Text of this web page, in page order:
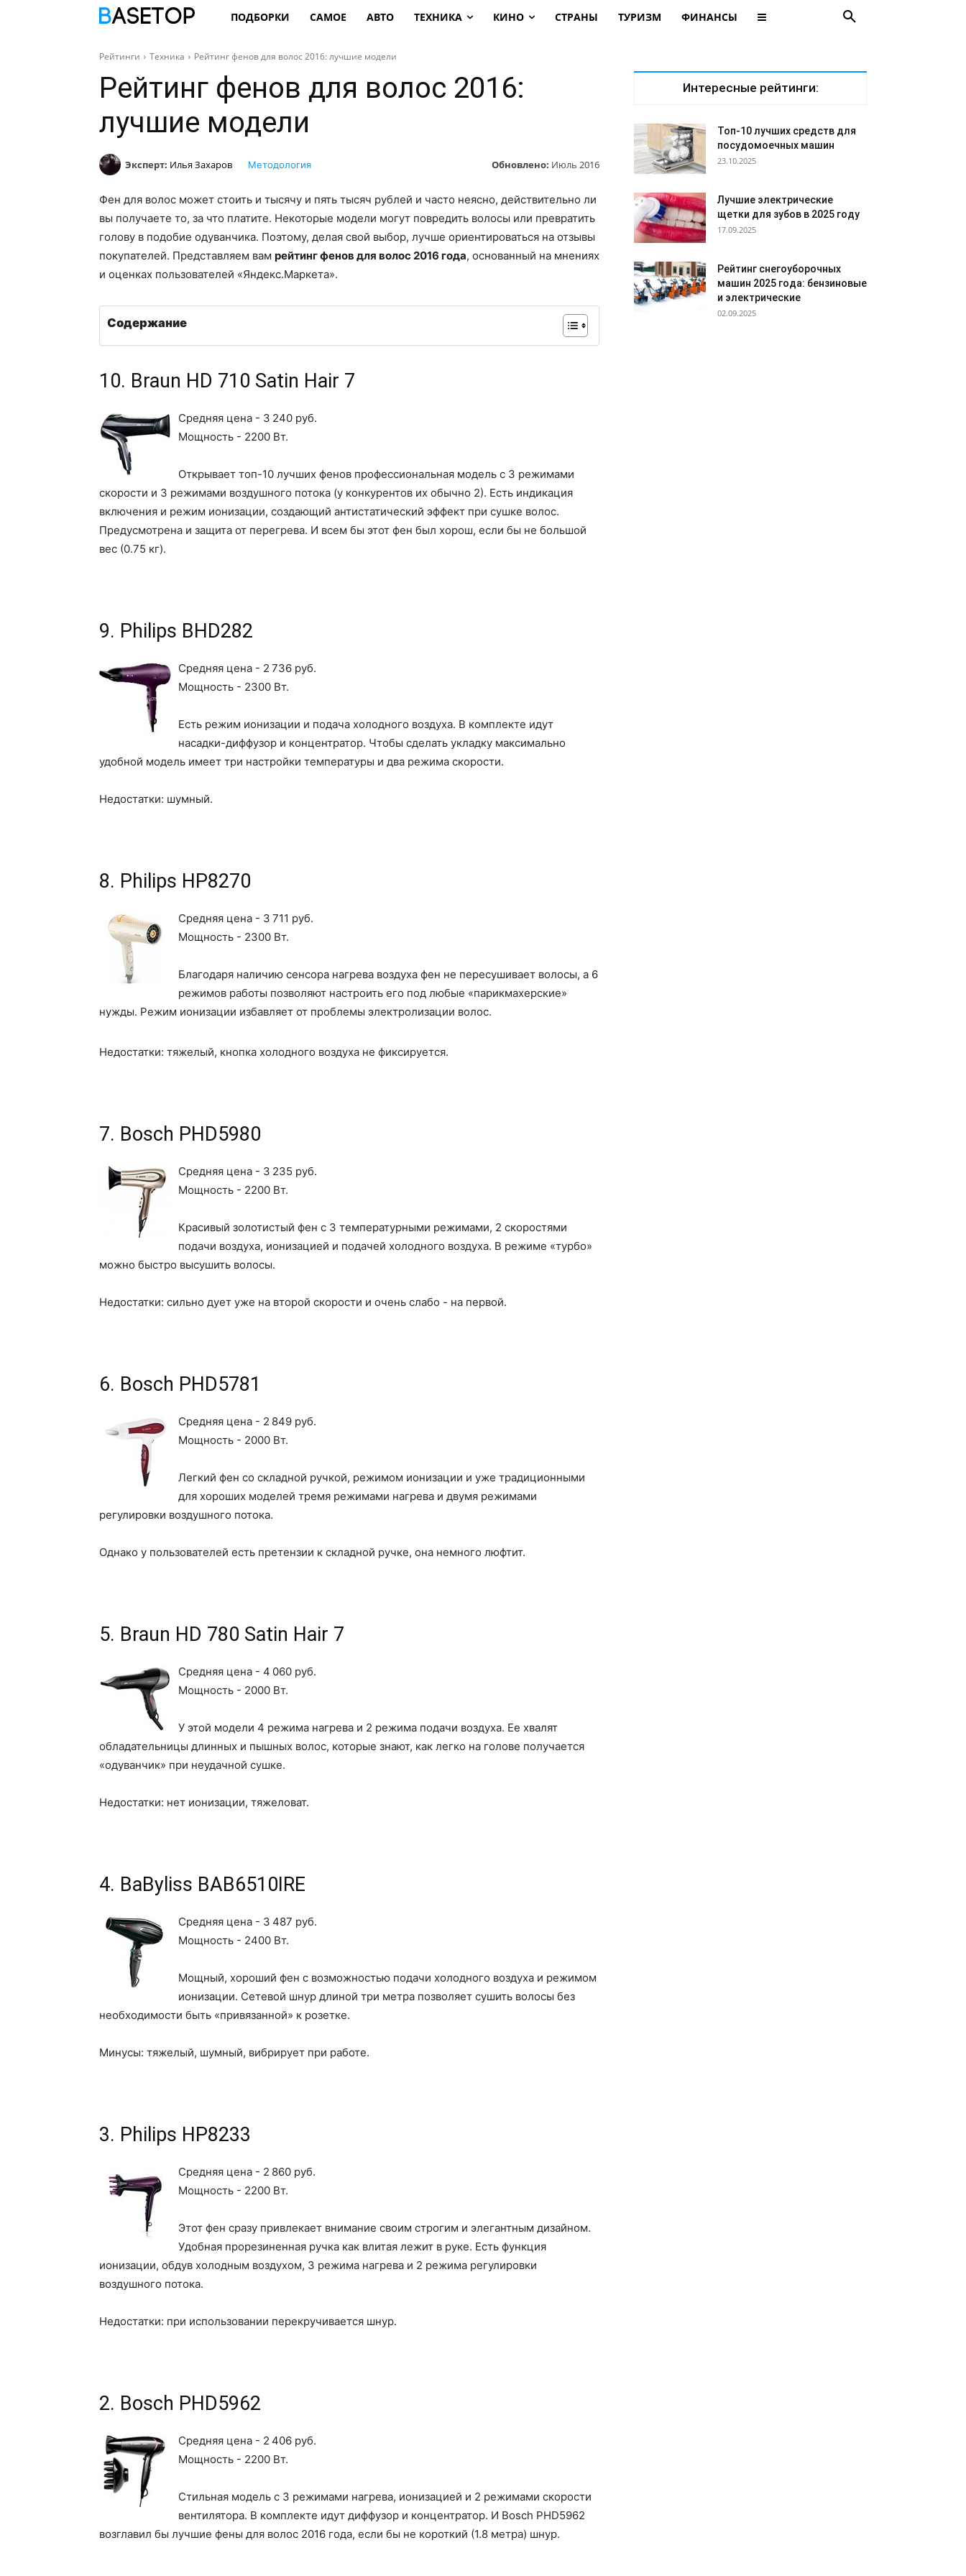
ПОДБОРКИ САМОЕ АВТО ТЕХНИКА КИНО СТРАНЫ ТУРИЗМ ФИНАНСЫ
Рейтинги Техника Рейтинг фенов для волос 2016: лучшие модели
Рейтинг фенов для волос 2016:
лучшие модели
Эксперт: Илья Захаров Обновлено: Июль 2016
Методология
Фен для волос может стоить и тысячу и пять тысяч рублей и часто неясно, действительно ли
вы получаете то, за что платите. Некоторые модели могут повредить волосы или превратить
голову в подобие одуванчика. Поэтому, делая свой выбор, лучше ориентироваться на отзывы
покупателей. Представляем вам рейтинг фенов для волос 2016 года, основанный на мнениях
и оценках пользователей «Яндекс.Маркета».
Содержание
10. Braun HD 710 Satin Hair 7
Средняя цена - 3 240 руб.
Мощность - 2200 Вт.
Открывает топ-10 лучших фенов профессиональная модель с 3 режимами
скорости и 3 режимами воздушного потока (у конкурентов их обычно 2). Есть индикация
включения и режим ионизации, создающий антистатический эффект при сушке волос.
Предусмотрена и защита от перегрева. И всем бы этот фен был хорош, если бы не большой
вес (0.75 кг).
9. Philips BHD282
Средняя цена - 2 736 руб.
Мощность - 2300 Вт.
Есть режим ионизации и подача холодного воздуха. В комплекте идут
насадки-диффузор и концентратор. Чтобы сделать укладку максимально
удобной модель имеет три настройки температуры и два режима скорости.
Недостатки: шумный.
8. Philips HP8270
Средняя цена - 3 711 руб.
Мощность - 2300 Вт.
Благодаря наличию сенсора нагрева воздуха фен не пересушивает волосы, а 6
режимов работы позволяют настроить его под любые «парикмахерские»
нужды. Режим ионизации избавляет от проблемы электролизации волос.
Недостатки: тяжелый, кнопка холодного воздуха не фиксируется.
7. Bosch PHD5980
Средняя цена - 3 235 руб.
Мощность - 2200 Вт.
Красивый золотистый фен с 3 температурными режимами, 2 скоростями
подачи воздуха, ионизацией и подачей холодного воздуха. В режиме «турбо»
можно быстро высушить волосы.
Недостатки: сильно дует уже на второй скорости и очень слабо - на первой.
6. Bosch PHD5781
Средняя цена - 2 849 руб.
Мощность - 2000 Вт.
Легкий фен со складной ручкой, режимом ионизации и уже традиционными
для хороших моделей тремя режимами нагрева и двумя режимами
регулировки воздушного потока.
Однако у пользователей есть претензии к складной ручке, она немного люфтит.
5. Braun HD 780 Satin Hair 7
Средняя цена - 4 060 руб.
Мощность - 2000 Вт.
У этой модели 4 режима нагрева и 2 режима подачи воздуха. Ее хвалят
обладательницы длинных и пышных волос, которые знают, как легко на голове получается
«одуванчик» при неудачной сушке.
Недостатки: нет ионизации, тяжеловат.
4. BaByliss BAB6510IRE
Средняя цена - 3 487 руб.
Мощность - 2400 Вт.
Мощный, хороший фен с возможностью подачи холодного воздуха и режимом
ионизации. Сетевой шнур длиной три метра позволяет сушить волосы без
необходимости быть «привязанной» к розетке.
Минусы: тяжелый, шумный, вибрирует при работе.
3. Philips HP8233
Средняя цена - 2 860 руб.
Мощность - 2200 Вт.
Этот фен сразу привлекает внимание своим строгим и элегантным дизайном.
Удобная прорезиненная ручка как влитая лежит в руке. Есть функция
ионизации, обдув холодным воздухом, 3 режима нагрева и 2 режима регулировки
воздушного потока.
Недостатки: при использовании перекручивается шнур.
2. Bosch PHD5962
Средняя цена - 2 406 руб.
Мощность - 2200 Вт.
Стильная модель с 3 режимами нагрева, ионизацией и 2 режимами скорости
вентилятора. В комплекте идут диффузор и концентратор. И Bosch PHD5962
возглавил бы лучшие фены для волос 2016 года, если бы не короткий (1.8 метра) шнур.
Интересные рейтинги:
Топ-10 лучших средств для
посудомоечных машин
23.10.2025
Лучшие электрические
щетки для зубов в 2025 году
17.09.2025
Рейтинг снегоуборочных
машин 2025 года: бензиновые
и электрические
02.09.2025